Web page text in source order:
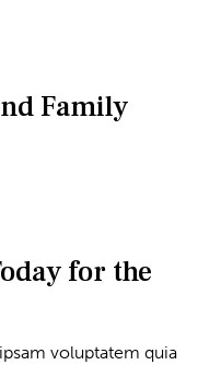
Family
for the
voluptatem quia